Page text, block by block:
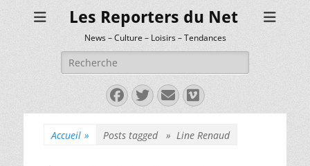
Les Reporters du Net
News – Culture – Loisirs – Tendances
Rechercher :
Facebook
Twitter
E-
mail
Vimeo
Accueil » Posts tagged » Line Renaud